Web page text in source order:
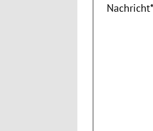
Nachricht